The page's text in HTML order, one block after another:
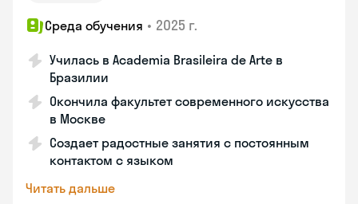
Среда обучения • 2025 г.
Училась в Academia Brasileira de Arte в
Бразилии
Окончила факультет современного искусства
в Москве
Создает радостные занятия с постоянным
контактом с языком
Читать дальше